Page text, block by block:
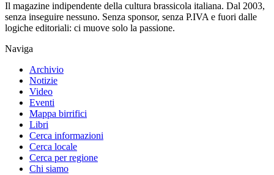
Il magazine indipendente della cultura brassicola italiana. Dal 2003,
senza inseguire nessuno. Senza sponsor, senza P.IVA e fuori dalle
logiche editoriali: ci muove solo la passione.
Naviga
Archivio
Notizie
Video
Eventi
Mappa birrifici
Libri
Cerca informazioni
Cerca locale
Cerca per regione
Chi siamo